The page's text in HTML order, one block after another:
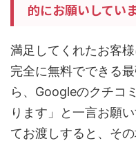
的にお願いしてい
満足してくれたお客
完全に無料でできる
ら、Googleのクチコ
ります」と一言お願
てお渡しすると、そ